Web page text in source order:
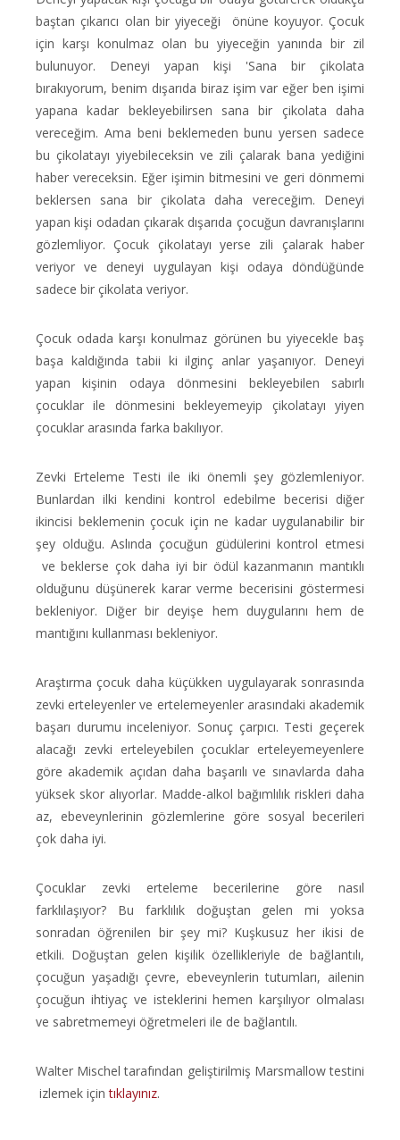
baştan çıkarıcı olan bir yiyeceği önüne koyuyor. Çocuk
için karşı konulmaz olan bu yiyeceğin yanında bir zil
bulunuyor. Deneyi yapan kişi 'Sana bir çikolata
bırakıyorum, benim dışarıda biraz işim var eğer ben işimi
yapana kadar bekleyebilirsen sana bir çikolata daha
vereceğim. Ama beni beklemeden bunu yersen sadece
bu çikolatayı yiyebileceksin ve zili çalarak bana yediğini
haber vereceksin. Eğer işimin bitmesini ve geri dönmemi
beklersen sana bir çikolata daha vereceğim. Deneyi
yapan kişi odadan çıkarak dışarıda çocuğun davranışlarını
gözlemliyor. Çocuk çikolatayı yerse zili çalarak haber
veriyor ve deneyi uygulayan kişi odaya döndüğünde
sadece bir çikolata veriyor.
Çocuk odada karşı konulmaz görünen bu yiyecekle baş
başa kaldığında tabii ki ilginç anlar yaşanıyor. Deneyi
yapan kişinin odaya dönmesini bekleyebilen sabırlı
çocuklar ile dönmesini bekleyemeyip çikolatayı yiyen
çocuklar arasında farka bakılıyor.
Zevki Erteleme Testi ile iki önemli şey gözlemleniyor.
Bunlardan ilki kendini kontrol edebilme becerisi diğer
ikincisi beklemenin çocuk için ne kadar uygulanabilir bir
şey olduğu. Aslında çocuğun güdülerini kontrol etmesi
ve beklerse çok daha iyi bir ödül kazanmanın mantıklı
olduğunu düşünerek karar verme becerisini göstermesi
bekleniyor. Diğer bir deyişe hem duygularını hem de
mantığını kullanması bekleniyor.
Araştırma çocuk daha küçükken uygulayarak sonrasında
zevki erteleyenler ve ertelemeyenler arasındaki akademik
başarı durumu inceleniyor. Sonuç çarpıcı. Testi geçerek
alacağı zevki erteleyebilen çocuklar erteleyemeyenlere
göre akademik açıdan daha başarılı ve sınavlarda daha
yüksek skor alıyorlar. Madde-alkol bağımlılık riskleri daha
az, ebeveynlerinin gözlemlerine göre sosyal becerileri
çok daha iyi.
Çocuklar zevki erteleme becerilerine göre nasıl
farklılaşıyor? Bu farklılık doğuştan gelen mi yoksa
sonradan öğrenilen bir şey mi? Kuşkusuz her ikisi de
etkili. Doğuştan gelen kişilik özellikleriyle de bağlantılı,
çocuğun yaşadığı çevre, ebeveynlerin tutumları, ailenin
çocuğun ihtiyaç ve isteklerini hemen karşılıyor olmalası
ve sabretmemeyi öğretmeleri ile de bağlantılı.
Walter Mischel tarafından geliştirilmiş Marsmallow testini
izlemek içintıklayınız.